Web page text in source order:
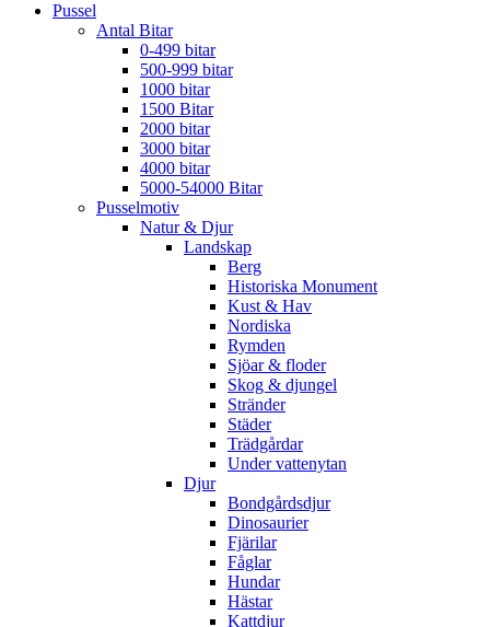
Pussel
Antal Bitar
0-499 bitar
500-999 bitar
1000 bitar
1500 Bitar
2000 bitar
3000 bitar
4000 bitar
5000-54000 Bitar
Pusselmotiv
Natur & Djur
Landskap
Berg
Historiska Monument
Kust & Hav
Nordiska
Rymden
Sjöar & floder
Skog & djungel
Stränder
Städer
Trädgårdar
Under vattenytan
Djur
Bondgårdsdjur
Dinosaurier
Fjärilar
Fåglar
Hundar
Hästar
Kattdjur